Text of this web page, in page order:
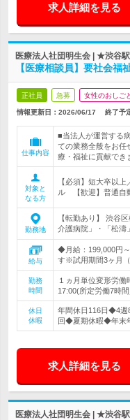
求人詳細を見る
医療法人社団明生会 | ★渋谷
【医療相談員】要社会
正社員 急募 女性のおしご
情報更新日：2026/06/17 終了予
仕事内容
■当法人が運営する
ての業務全般をお任
療・福祉に貢献で
対象と
なる方
【必須】短大卒以
ル 【歓迎】普通自
勤務地
【転勤あり】 渋谷
介護病院」・「松濤
給与
◆月給：199,000円
す※試用期間3ヶ月
勤務
時間
１ヵ月単位変形労
17:00(所定労働7時
休日
休暇
年間休日116日◆4
回◆夏期休暇◆年末
求人詳細を見る
医療法人社団明生会 | ★渋谷